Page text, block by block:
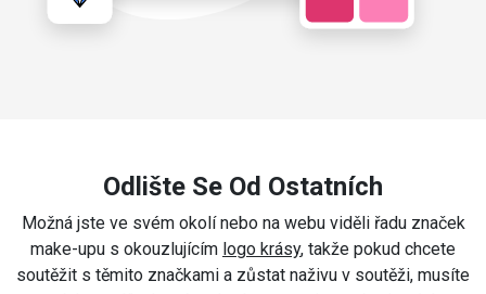
Odlište Se Od Ostatních
Možná jste ve svém okolí nebo na webu viděli řadu značek
make-upu s okouzlujícím logo krásy, takže pokud chcete
soutěžit s těmito značkami a zůstat naživu v soutěži, musíte